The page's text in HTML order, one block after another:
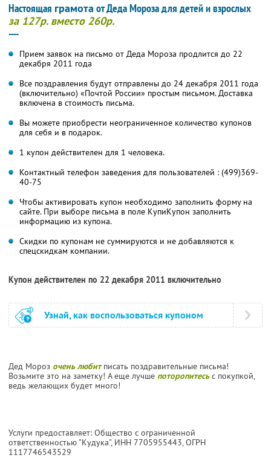
Настоящая грамота от Деда Мороза для детей и взрослых
за 127р. вместо 260р.
----
Прием заявок на письмо от Деда Мороза продлится до 22
декабря 2011 года
Все поздравления будут отправлены до 24 декабря 2011 года
(включительно) «Почтой России» простым письмом. Доставка
включена в стоимость письма.
Вы можете приобрести неограниченное количество купонов
для себя и в подарок.
1 купон действителен для 1 человека.
Контактный телефон заведения для пользователей : (499)369-
40-75
Чтобы активировать купон необходимо заполнить форму на
сайте. При выборе письма в поле КупиКупон заполнить
информацию из купона.
Скидки по купонам не суммируются и не добавляются к
спецскидкам компании.
Купон действителен по 22 декабря 2011 включительно
Узнай, как воспользоваться купоном
Дед Мороз очень любитписать поздравительные письма!
Возьмите это на заметку! А еще лучше поторопитесьс покупкой,
ведь желающих будет много!
Услуги предоставляет: Общество с ограниченной
ответственностью "Кудука", ИНН 7705955443, ОГРН
1117746543529